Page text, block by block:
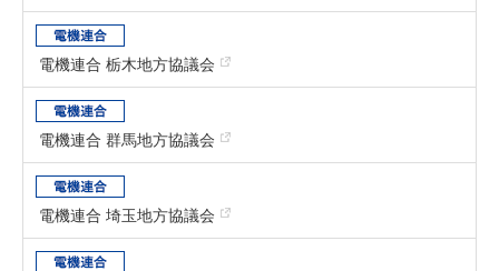
電機連合 栃木地方協議会
電機連合 群馬地方協議会
電機連合 埼玉地方協議会